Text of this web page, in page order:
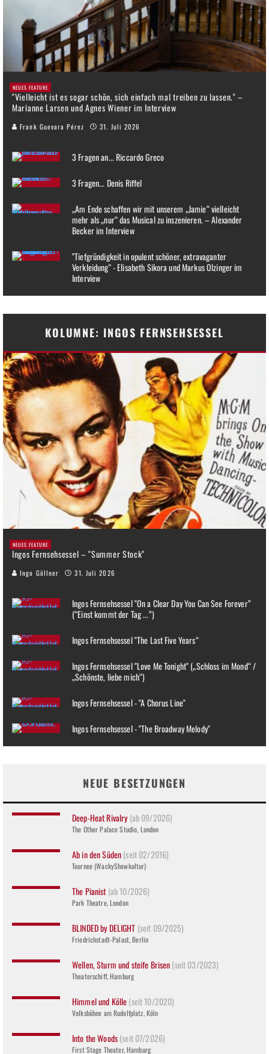
NEUES FEATURE
"Vielleicht ist es sogar schön, sich einfach mal treiben zu lassen." –
Marianne Larsen und Agnes Wiener im Interview
Frank Guevara Pérez 31. Juli 2026
3 Fragen an... Riccardo Greco
3 Fragen... Denis Riffel
„Am Ende schaffen wir mit unserem „Jamie“ vielleicht
mehr als „nur“ das Musical zu inszenieren. – Alexander
Becker im Interview
"Tiefgründigkeit in opulent schöner, extravaganter
Verkleidung" - Elisabeth Sikora und Markus Olzinger im
Interview
KOLUMNE: INGOS FERNSEHSESSEL
NEUES FEATURE
Ingos Fernsehsessel – "Summer Stock"
Ingo Göllner 31. Juli 2026
Ingos Fernsehsessel "On a Clear Day You Can See Forever”
(“Einst kommt der Tag ...”)
Ingos Fernsehsessel "The Last Five Years“
Ingos Fernsehsessel "Love Me Tonight" („Schloss im Mond“ /
„Schönste, liebe mich“)
Ingos Fernsehsessel - "A Chorus Line"
Ingos Fernsehsessel - "The Broadway Melody"
NEUE BESETZUNGEN
Deep-Heat Rivalry(ab 09/2026)
The Other Palace Studio, London
Ab in den Süden(seit 02/2016)
Tournee (WackyShowkultur)
The Pianist (ab 10/2026)
Park Theatre, London
BLINDED by DELIGHT (seit 09/2025)
Friedrichstadt-Palast, Berlin
Wellen, Sturm und steife Brisen(seit 03/2023)
Theaterschiff, Hamburg
Himmel und Kölle(seit 10/2020)
Volksbühne am Rudolfplatz, Köln
Into the Woods(seit 07/2026)
First Stage Theater, Hamburg